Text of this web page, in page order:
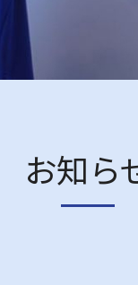
お知ら